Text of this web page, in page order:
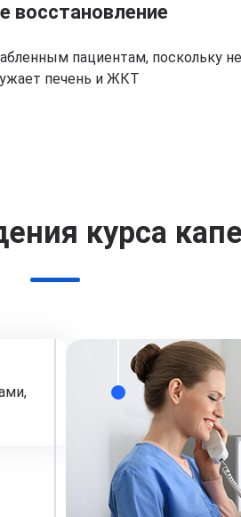
восстановление
пациентам, поскольку не
печень и ЖКТ
курса